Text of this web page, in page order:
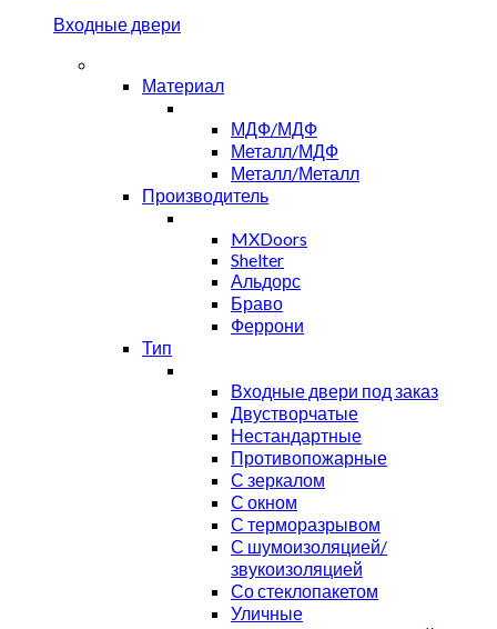
Входные двери
Материал
МДФ/МДФ
Металл/МДФ
Металл/Металл
Производитель
MXDoors
Shelter
Альдорс
Браво
Феррони
Тип
Входные двери под заказ
Двустворчатые
Нестандартные
Противопожарные
С зеркалом
С окном
С терморазрывом
С шумоизоляцией/
звукоизоляцией
Со стеклопакетом
Уличные